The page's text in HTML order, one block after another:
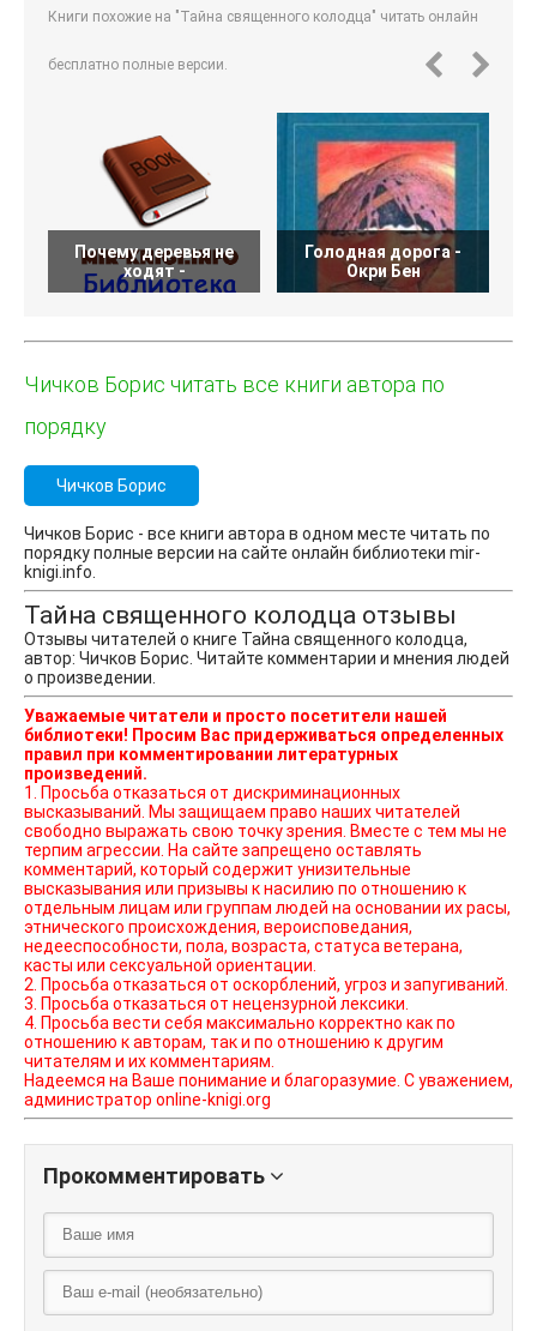
Книги похожие на "Тайна священного колодца" читать онлайн
бесплатно полные версии.
Почему деревья не
ходят -
Голодная дорога -
Окри Бен
Чичков Борис читать все книги автора по
порядку
Чичков Борис
Чичков Борис - все книги автора в одном месте читать по
порядку полные версии на сайте онлайн библиотеки mir-
knigi.info.
Тайна священного колодца отзывы
Отзывы читателей о книге Тайна священного колодца,
автор: Чичков Борис. Читайте комментарии и мнения людей
о произведении.
Уважаемые читатели и просто посетители нашей
библиотеки! Просим Вас придерживаться определенных
правил при комментировании литературных
произведений.
1. Просьба отказаться от дискриминационных
высказываний. Мы защищаем право наших читателей
свободно выражать свою точку зрения. Вместе с тем мы не
терпим агрессии. На сайте запрещено оставлять
комментарий, который содержит унизительные
высказывания или призывы к насилию по отношению к
отдельным лицам или группам людей на основании их расы,
этнического происхождения, вероисповедания,
недееспособности, пола, возраста, статуса ветерана,
касты или сексуальной ориентации.
2. Просьба отказаться от оскорблений, угроз и запугиваний.
3. Просьба отказаться от нецензурной лексики.
4. Просьба вести себя максимально корректно как по
отношению к авторам, так и по отношению к другим
читателям и их комментариям.
Надеемся на Ваше понимание и благоразумие. С уважением,
администратор online-knigi.org
Прокомментировать